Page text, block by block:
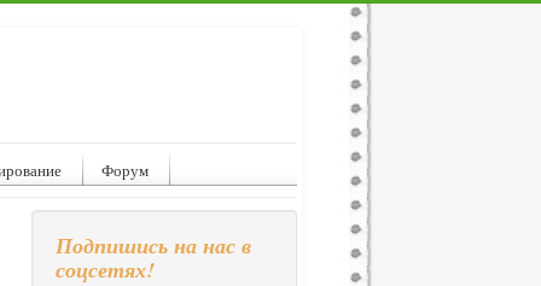
Форум
Подпишись на нас в
соцсетях!